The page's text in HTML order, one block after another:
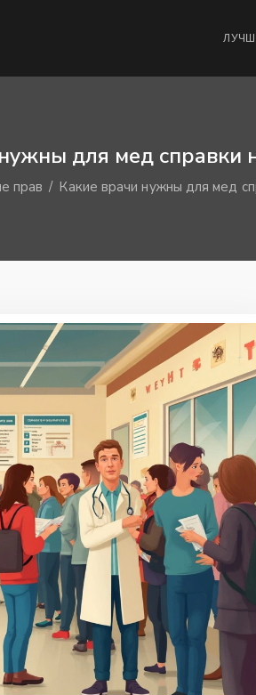
для мед справки
прав Какие врачи нужны для мед